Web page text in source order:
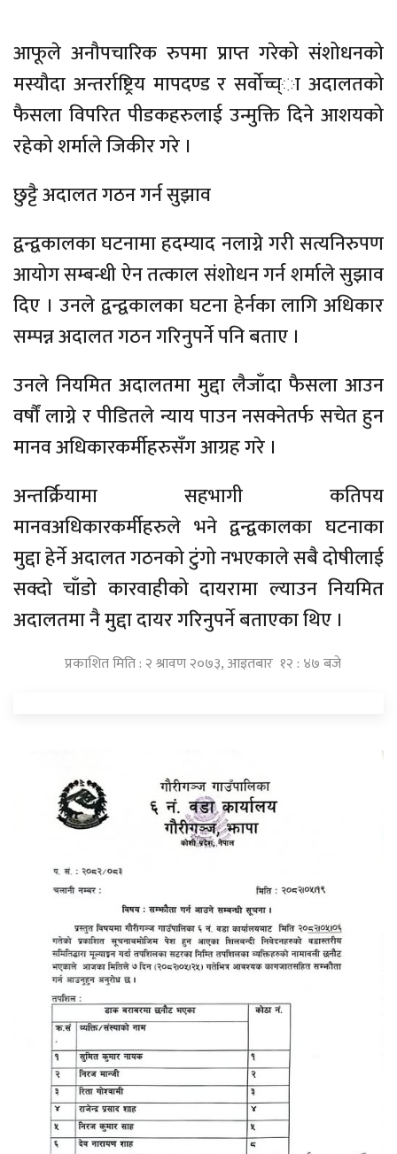
आफूले अनौपचारिक रुपमा प्राप्त गरेको संशोधनको
मस्यौदा अन्तर्राष्ट्रिय मापदण्ड र सर्वोच्च्ा अदालतको
फैसला विपरित पीडकहरुलाई उन्मुक्ति दिने आशयको
रहेको शर्माले जिकीर गरे ।
छुट्टै अदालत गठन गर्न सुझाव
द्वन्द्वकालका घटनामा हदम्याद नलाग्ने गरी सत्यनिरुपण
आयोग सम्बन्धी ऐन तत्काल संशोधन गर्न शर्माले सुझाव
दिए । उनले द्वन्द्वकालका घटना हेर्नका लागि अधिकार
सम्पन्न अदालत गठन गरिनुपर्ने पनि बताए ।
उनले नियमित अदालतमा मुद्दा लैजाँदा फैसला आउन
वर्षौं लाग्ने र पीडितले न्याय पाउन नसक्नेतर्फ सचेत हुन
मानव अधिकारकर्मीहरुसँग आग्रह गरे ।
अन्तर्क्रियामा सहभागी कतिपय
मानवअधिकारकर्मीहरुले भने द्वन्द्वकालका घटनाका
मुद्दा हेर्ने अदालत गठनको टुंगो नभएकाले सबै दोषीलाई
सक्दो चाँडो कारवाहीको दायरामा ल्याउन नियमित
अदालतमा नै मुद्दा दायर गरिनुपर्ने बताएका थिए ।
प्रकाशित मिति : २ श्रावण २०७३, आइतबार १२ : ४७ बजे